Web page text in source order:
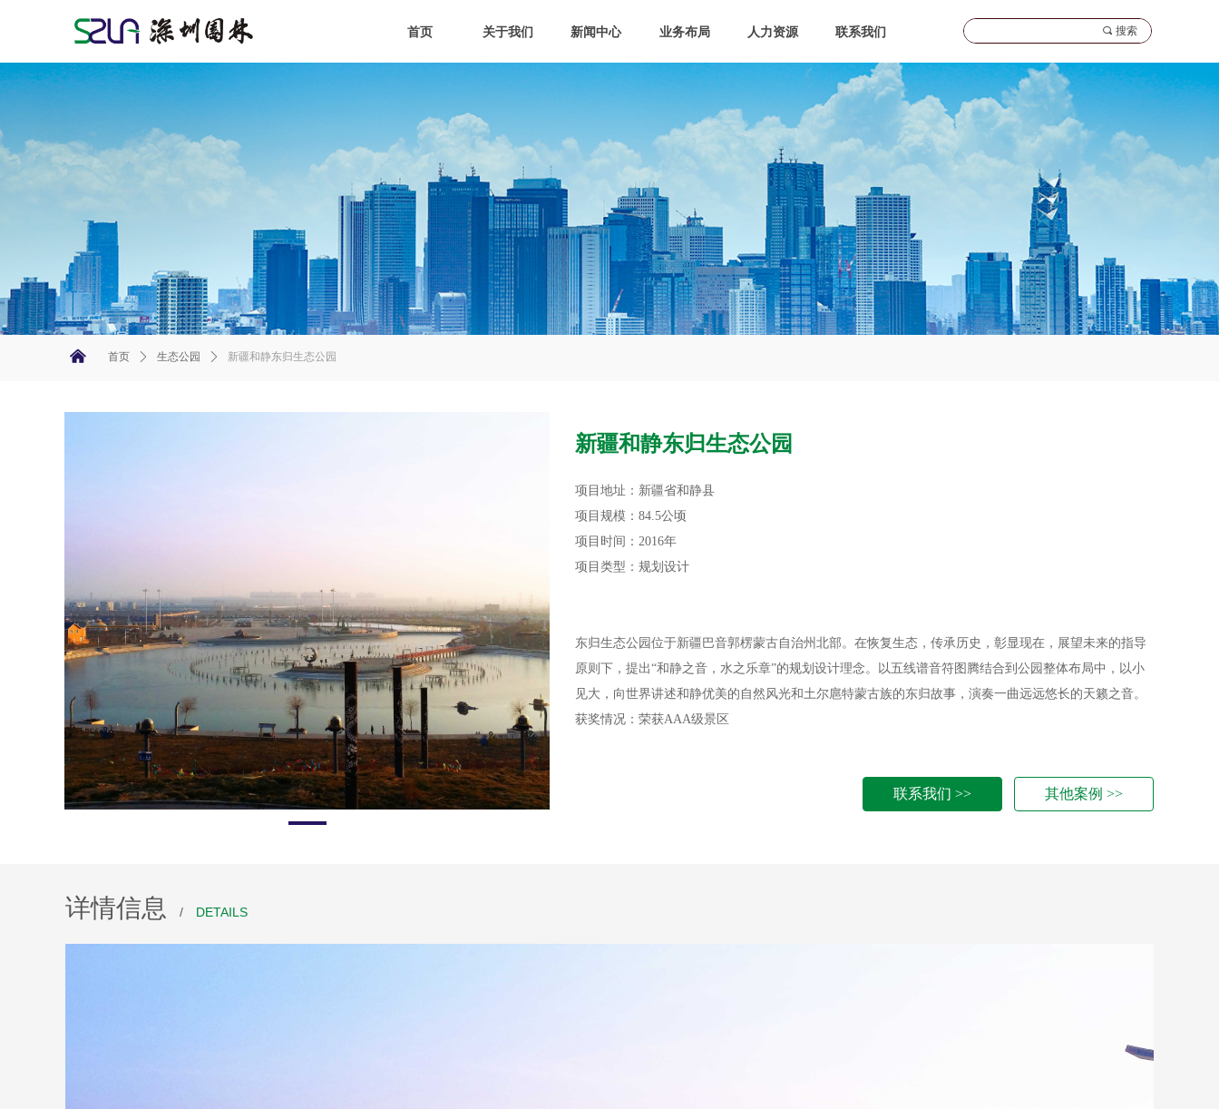
首页 关于我们 新闻中心 业务布局 人力资源 联系我们 끠 搜索
新疆和静东归生态公园
项目地址：新疆省和静县
项目规模：84.5公顷
项目时间：2016年
项目类型：规划设计
东归生态公园位于新疆巴音郭楞蒙古自治州北部。在恢复生态，传承历史，彰显现在，展望未来的指导
原则下，提出“和静之音，水之乐章”的规划设计理念。以五线谱音符图腾结合到公园整体布局中，以小
见大，向世界讲述和静优美的自然风光和土尔扈特蒙古族的东归故事，演奏一曲远远悠长的天籁之音。
获奖情况：荣获AAA级景区
联系我们 >> 其他案例 >>
낀 首页 ꄲ 生态公园 ꄲ 新疆和静东归生态公园
详情信息 / DETAILS